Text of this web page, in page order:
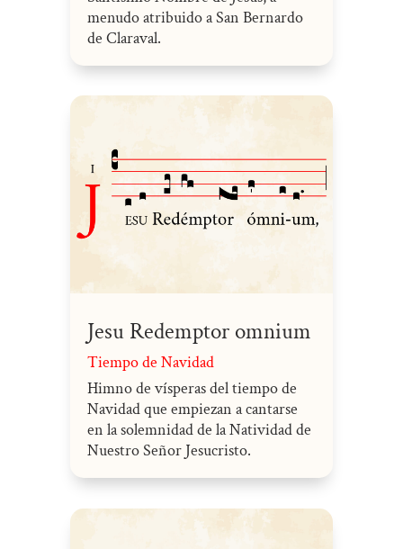
menudo atribuido a San Bernardo
de Claraval.
Jesu Redemptor omnium
Tiempo de Navidad
Himno de vísperas del tiempo de
Navidad que empiezan a cantarse
en la solemnidad de la Natividad de
Nuestro Señor Jesucristo.